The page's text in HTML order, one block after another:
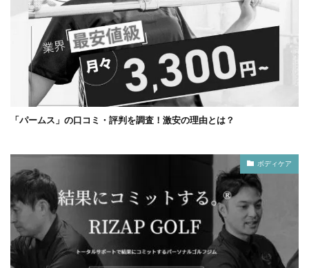
「パームス」の口コミ・評判を調査！激安の理由とは？
ボディケア